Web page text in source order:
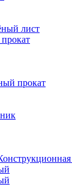
лист
прокат